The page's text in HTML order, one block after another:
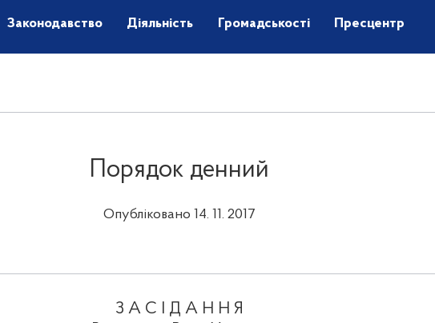
Законодавство Діяльність Громадськості Пресцентр
Порядок денний
Опубліковано 14. 11. 2017
З А С І Д А Н Н Я